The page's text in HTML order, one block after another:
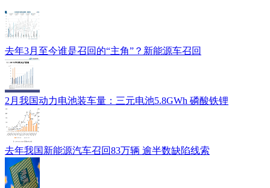
去年3月至今谁是召回的“主角”？新能源车召回
2月我国动力电池装车量：三元电池5.8GWh 磷酸铁锂
去年我国新能源汽车召回83万辆 逾半数缺陷线索